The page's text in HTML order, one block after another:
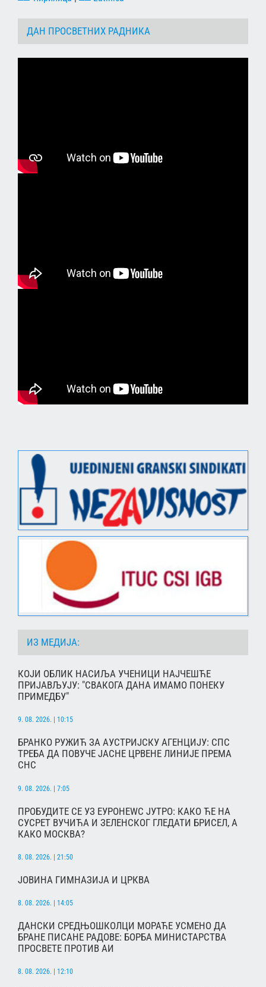
ДАН ПРОСВЕТНИХ РАДНИКА
ИЗ МЕДИЈА:
КОЈИ ОБЛИК НАСИЉА УЧЕНИЦИ НАЈЧЕШЋЕ
ПРИЈАВЉУЈУ: "СВАКОГА ДАНА ИМАМО ПОНЕКУ
ПРИМЕДБУ"
9. 08. 2026. | 10:15
БРАНКО РУЖИЋ ЗА АУСТРИЈСКУ АГЕНЦИЈУ: СПС
ТРЕБА ДА ПОВУЧЕ ЈАСНЕ ЦРВЕНЕ ЛИНИЈЕ ПРЕМА
СНС
9. 08. 2026. | 7:05
ПРОБУДИТЕ СЕ УЗ ЕУРОНЕWС ЈУТРО: КАКО ЋЕ НА
СУСРЕТ ВУЧИЋА И ЗЕЛЕНСКОГ ГЛЕДАТИ БРИСЕЛ, А
КАКО МОСКВА?
8. 08. 2026. | 21:50
ЈОВИНА ГИМНАЗИЈА И ЦРКВА
8. 08. 2026. | 14:05
ДАНСКИ СРЕДЊОШКОЛЦИ МОРАЋЕ УСМЕНО ДА
БРАНЕ ПИСАНЕ РАДОВЕ: БОРБА МИНИСТАРСТВА
ПРОСВЕТЕ ПРОТИВ АИ
8. 08. 2026. | 12:10